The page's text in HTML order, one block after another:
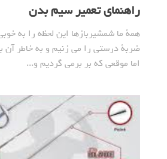
راهنمای تعمیر سیم بدن
همة ما شمشیربازها این لحظه را به
ضربة درستی را می زنیم و به خاطر آن
اما موقعی که بر برمی گردیم و...